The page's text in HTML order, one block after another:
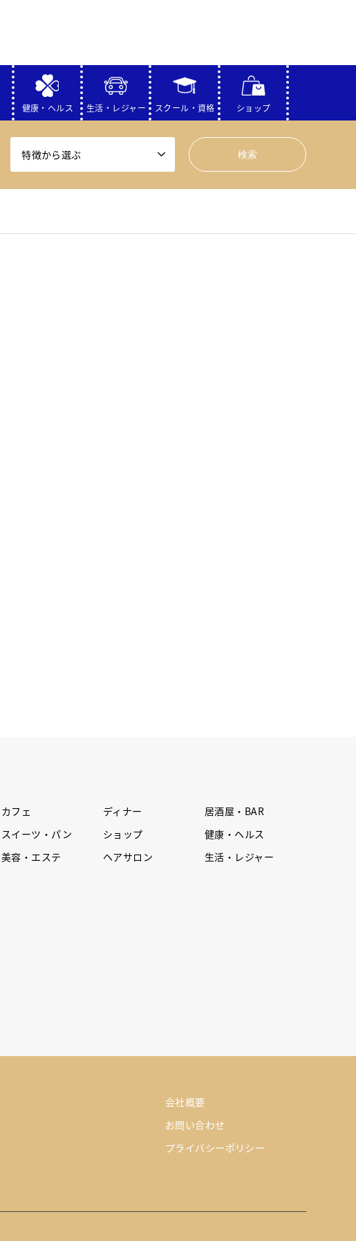
健康・ヘルス 生活・レジャー スクール・資格 ショップ
特徴から選ぶ
カフェ ディナー
居酒屋・BAR
スイーツ・パン ショップ
健康・ヘルス
美容・エステ ヘアサロン 生活・レジャー
会社概要
お問い合わせ
プライバシーポリシー